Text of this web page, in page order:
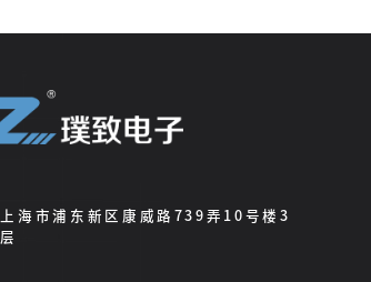
上海市浦东新区康威路739弄10号楼3
层